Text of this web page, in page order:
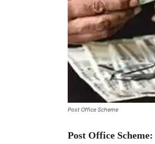
Post Office Scheme
Post Office Scheme: